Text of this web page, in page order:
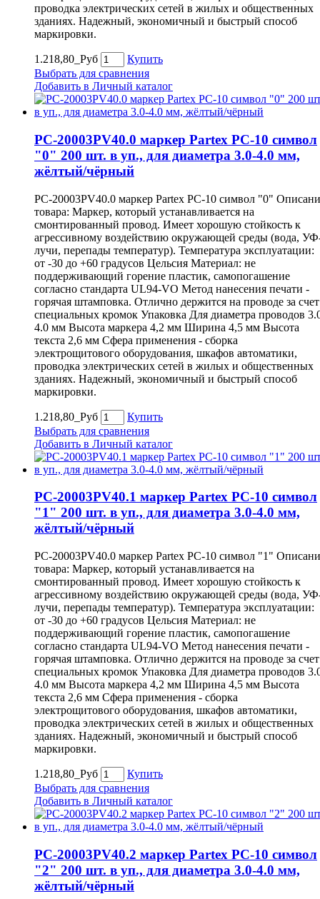
проводка электрических сетей в жилых и общественных
зданиях. Надежный, экономичный и быстрый способ
маркировки.
1.218,80_Руб
Купить
Выбрать для сравнения
Добавить в Личный каталог
PC-20003PV40.0 маркер Partex PC-10 символ
"0" 200 шт. в уп., для диаметра 3.0-4.0 мм,
жёлтый/чёрный
PC-20003PV40.0 маркер Partex PC-10 символ "0"
товара: Маркер, который устанавливается на
смонтированный провод. Имеет хорошую стойкость к
агрессивному воздействию окружающей среды (вода,
лучи, перепады температур). Температура эксплуатации:
от -30 до +60 градусов Цельсия Материал: не
поддерживающий горение пластик, самопогашение
согласно стандарта UL94-VO Метод нанесения печати -
горячая штамповка. Отлично держится на проводе за счет
специальных кромок Упаковка Для диаметра проводов
4.0 мм Высота маркера 4,2 мм Ширина 4,5 мм Высота
текста 2,6 мм Сфера применения - сборка
электрощитового оборудования, шкафов автоматики,
проводка электрических сетей в жилых и общественных
зданиях. Надежный, экономичный и быстрый способ
маркировки.
1.218,80_Руб
Купить
Выбрать для сравнения
Добавить в Личный каталог
PC-20003PV40.1 маркер Partex PC-10 символ
"1" 200 шт. в уп., для диаметра 3.0-4.0 мм,
жёлтый/чёрный
PC-20003PV40.0 маркер Partex PC-10 символ "1"
товара: Маркер, который устанавливается на
смонтированный провод. Имеет хорошую стойкость к
агрессивному воздействию окружающей среды (вода,
лучи, перепады температур). Температура эксплуатации:
от -30 до +60 градусов Цельсия Материал: не
поддерживающий горение пластик, самопогашение
согласно стандарта UL94-VO Метод нанесения печати -
горячая штамповка. Отлично держится на проводе за счет
специальных кромок Упаковка Для диаметра проводов
4.0 мм Высота маркера 4,2 мм Ширина 4,5 мм Высота
текста 2,6 мм Сфера применения - сборка
электрощитового оборудования, шкафов автоматики,
проводка электрических сетей в жилых и общественных
зданиях. Надежный, экономичный и быстрый способ
маркировки.
1.218,80_Руб
Купить
Выбрать для сравнения
Добавить в Личный каталог
PC-20003PV40.2 маркер Partex PC-10 символ
"2" 200 шт. в уп., для диаметра 3.0-4.0 мм,
жёлтый/чёрный